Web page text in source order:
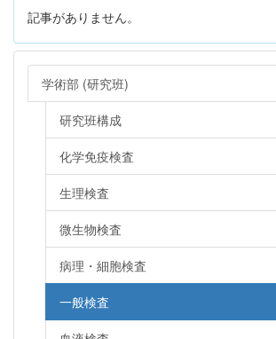
記事がありません。
学術部 (研究班)
研究班構成
化学免疫検査
生理検査
微生物検査
病理・細胞検査
一般検査